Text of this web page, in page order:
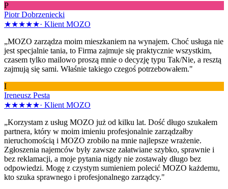
P
Piotr Dobrzeniecki
★★★★★· Klient MOZO
„MOZO zarządza moim mieszkaniem na wynajem. Choć usługa nie
jest specjalnie tania, to Firma zajmuje się praktycznie wszystkim,
czasem tylko mailowo proszą mnie o decyzję typu Tak/Nie, a resztą
zajmują się sami. Właśnie takiego czegoś potrzebowałem."
I
Ireneusz Pesta
★★★★★· Klient MOZO
„Korzystam z usług MOZO już od kilku lat. Dość długo szukałem
partnera, który w moim imieniu profesjonalnie zarządzałby
nieruchomością i MOZO zrobiło na mnie najlepsze wrażenie.
Zgłoszenia najemców były zawsze załatwiane szybko, sprawnie i
bez reklamacji, a moje pytania nigdy nie zostawały długo bez
odpowiedzi. Mogę z czystym sumieniem polecić MOZO każdemu,
kto szuka sprawnego i profesjonalnego zarządcy."